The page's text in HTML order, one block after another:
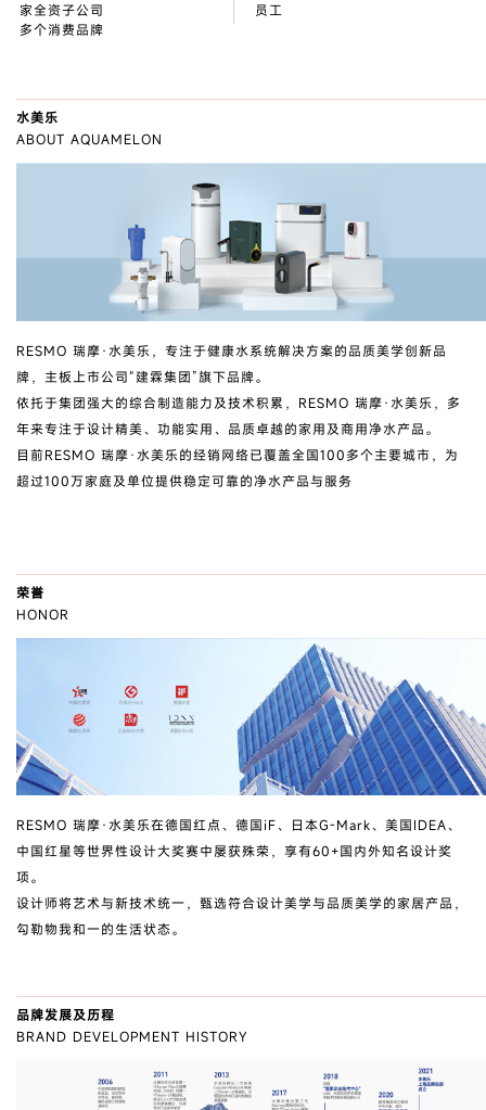
家全资子公司
多个消费品牌
员工
水美乐
ABOUT AQUAMELON
RESMO 瑞摩·水美乐，专注于健康水系统解决方案的品质美学创新品
牌，主板上市公司“建霖集团”旗下品牌。
依托于集团强大的综合制造能力及技术积累，RESMO 瑞摩·水美乐，多
年来专注于设计精美、功能实用、品质卓越的家用及商用净水产品。
目前RESMO 瑞摩·水美乐的经销网络已覆盖全国100多个主要城市，为
超过100万家庭及单位提供稳定可靠的净水产品与服务
荣誉
HONOR
RESMO 瑞摩·水美乐在德国红点、德国iF、日本G-Mark、美国IDEA、
中国红星等世界性设计大奖赛中屡获殊荣，享有60+国内外知名设计奖
项。
设计师将艺术与新技术统一，甄选符合设计美学与品质美学的家居产品，
勾勒物我和一的生活状态。
品牌发展及历程
BRAND DEVELOPMENT HISTORY